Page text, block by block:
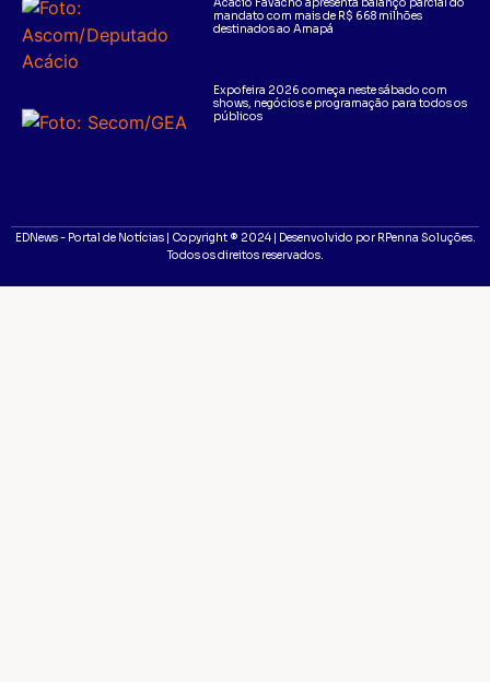
mandato com mais de R$ 668 milhões
destinados ao Amapá
Expofeira 2026 começa neste sábado com
shows, negócios e programação para todos os
públicos
EDNews - Portal de Notícias | Copyright ® 2024 | Desenvolvido por RPenna Soluções.
Todos os direitos reservados.